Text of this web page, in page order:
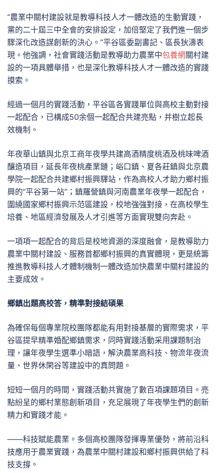
“農業中關村建設就是教導科技人才一體改造的生動實踐，
黨的二十屆三中全會的安排設定，加倍堅定了我們進一個步
驟深化改造謀創新的決心。”平谷區委副書記、區長狄濤表
現。他強調，社會實踐活動是教導助力農業中包養網 關村建
設的一項具體舉措，也是深化教導科技人才一體改造的實踐
摸索。
經過一個月的實踐活動，平谷區各實踐單位與高校主動對接
一起配合，已構成50余個一起配合共建亮點，并樹立起長
效機制。
年夜華山鎮與北京工商年夜學共建高酒精度桃酒及桃味啤酒
釀造項目，延長年夜桃產業鏈；峪口鎮、夏各莊鎮與北京農
學院一起配合共建鄉村振興驛站，作為高校人才助力鄉村振
興的“平谷第一站”；鎮羅營鎮與河南農業年夜學一起配合，
圍繞國家鄉村振興示范區建設，校地強強對接，在高校學生
培養、地區經濟發展及人才引進等方面實現雙向奔赴。
一項項一起配合的背后是校地資源的深度融會，是教導助力
農業中關村建設、服務首都鄉村振興的真實體現，更是統籌
推進教導科技人才體制機制一體改造加快農業中關村建設的
主要成效。
鄉鎮出題高校答，精準對接結碩果
為確保每個專業院校團隊都能有用對接基層的實際需求，平
谷區提早精準婚配鄉鎮需求，同時實踐活動采用課題制治
理，讓年夜學生選準小暗語，解決農業高科技、物流年夜流
量、世界休閑谷等建設中的真問題。
短短一個月的時間，實踐活動共實施了數百項課題項目。亮
點紛呈的鄉村業態創新項目，充足展現了年夜學生們的創新
精力和實踐才能。
——科技賦能農業。多個高校團隊發揮專業優勢，將前沿科
技應用于農業實踐，為農業中關村建設和鄉村振興供給了科
技支撐。